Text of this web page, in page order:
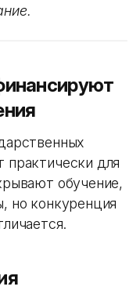
практически для
обучение,
но конкуренция